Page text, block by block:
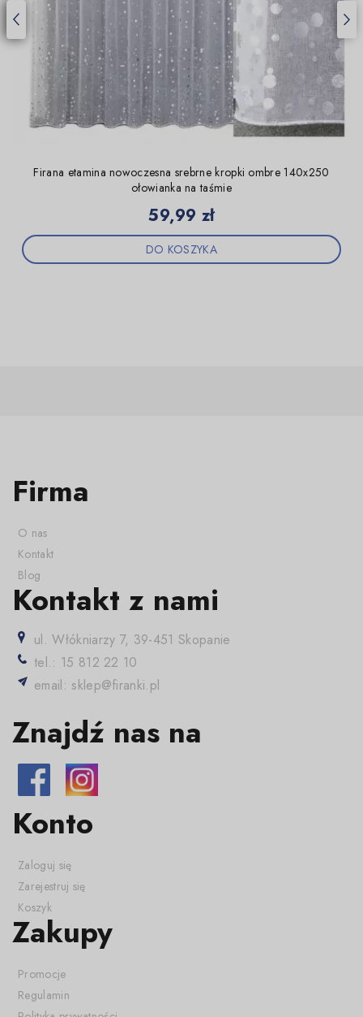
Firana etamina nowoczesna srebrne kropki ombre 140x250
ołowianka na taśmie
Cena
59,99 zł
DO KOSZYKA
Firma
O nas
Kontakt
Blog
Kontakt z nami
ul. Włókniarzy 7, 39-451 Skopanie
tel.: 15 812 22 10
email: sklep@firanki.pl
Znajdź nas na
Konto
Zaloguj się
Zarejestruj się
Koszyk
Zakupy
Promocje
Regulamin